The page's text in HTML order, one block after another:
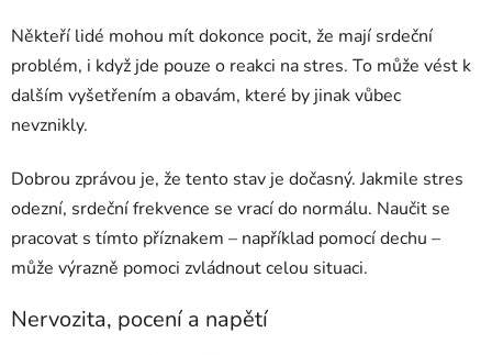
Někteří lidé mohou mít dokonce pocit, že mají srdeční
problém, i když jde pouze o reakci na stres. To může vést k
dalším vyšetřením a obavám, které by jinak vůbec
nevznikly.
Dobrou zprávou je, že tento stav je dočasný. Jakmile stres
odezní, srdeční frekvence se vrací do normálu. Naučit se
pracovat s tímto příznakem – například pomocí dechu –
může výrazně pomoci zvládnout celou situaci.
Nervozita, pocení a napětí